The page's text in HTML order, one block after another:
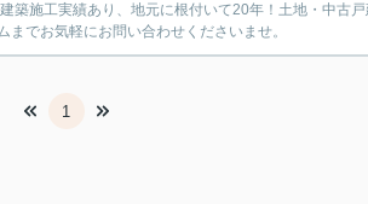
築施工実績あり、地元に根付いて20年！土地・中古
でお気軽にお問い合わせくださいませ。
1